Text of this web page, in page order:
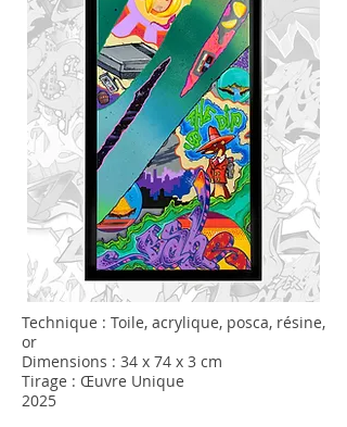
Technique : Toile, acrylique, posca, résine,
or
Dimensions : 34 x 74 x 3 cm
Tirage : Œuvre Unique
2025